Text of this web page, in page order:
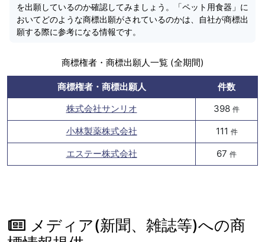
を出願しているのか確認してみましょう。「ペット用食器」に
おいてどのような商標出願がされているのかは、自社が商標出
願する際に参考になる情報です。
商標権者・商標出願人一覧 (全期間)
商標権者・商標出願人
件数
株式会社サンリオ
398 件
小林製薬株式会社 111 件
エステー株式会社 67 件
メディア(新聞、雑誌等)への商